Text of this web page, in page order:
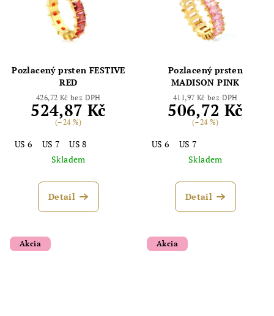
Pozlacený prsten FESTIVE
RED
426,72 Kč bez DPH
524,87 Kč
(–24 %)
US 6 US 7
US 8
Skladem
Detail
Pozlacený prsten
MADISON PINK
411,97 Kč bez DPH
506,72 Kč
(–24 %)
US 6
US 7
Skladem
Detail
Akcia Akcia